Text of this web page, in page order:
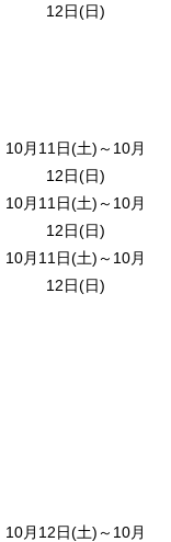
12日(日)
10月11日(土)～10月
12日(日)
10月11日(土)～10月
12日(日)
10月11日(土)～10月
12日(日)
10月12日(土)～10月